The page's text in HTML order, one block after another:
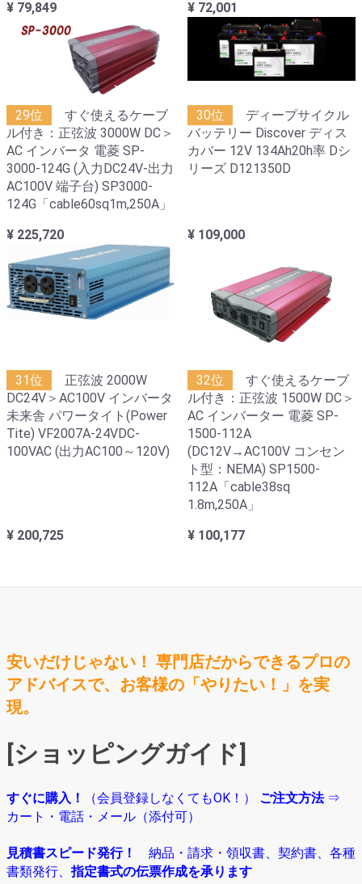
¥ 79,849
¥ 72,001
29位
すぐ使えるケーブ
ル付き：正弦波 3000W DC＞
AC インバータ 電菱 SP-
3000-124G (入力DC24V-出力
AC100V 端子台) SP3000-
124G「cable60sq1m,250A」
¥ 225,720
30位
ディープサイクル
バッテリー Discover ディス
カバー 12V 134Ah20h率 Dシ
リーズ D121350D
¥ 109,000
31位
正弦波 2000W
DC24V＞AC100V インバータ
未来舎 パワータイト(Power
Tite) VF2007A-24VDC-
100VAC (出力AC100～120V)
¥ 200,725
32位
すぐ使えるケーブ
ル付き：正弦波 1500W DC＞
AC インバーター 電菱 SP-
1500-112A
(DC12V→AC100V コンセン
ト型：NEMA) SP1500-
112A「cable38sq
1.8m,250A」
¥ 100,177
安いだけじゃない！ 専門店だからできるプロの
アドバイスで、お客様の「やりたい！」を実
現。
[ショッピングガイド]
すぐに購入！ （会員登録しなくてもOK！） ご注文方法⇒
カート・電話・メール（添付可）
見積書スピード発行！
納品・請求・領収書、契約書、各種
書類発行、指定書式の伝票作成を承ります